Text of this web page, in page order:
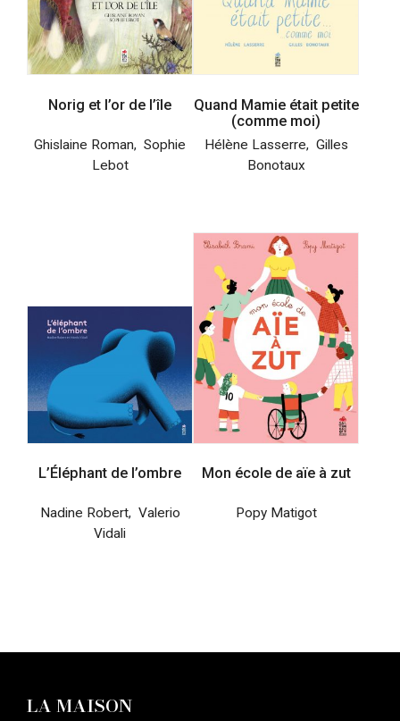
Norig et l’or de l’île
Ghislaine Roman, Sophie
Lebot
Quand Mamie était petite
(comme moi)
Hélène Lasserre, Gilles
Bonotaux
L’Éléphant de l’ombre
Nadine Robert, Valerio
Vidali
Mon école de aïe à zut
Popy Matigot
LA MAISON